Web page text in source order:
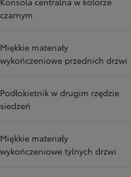
czarnym
Miękkie materiały
wykończeniowe przednich drzwi
Podłokietnik w drugim rzędzie
siedzeń
Miękkie materiały
wykończeniowe tylnych drzwi